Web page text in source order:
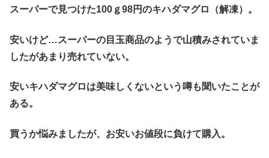
スーパーで見つけた100ｇ98円のキハダマグロ（解凍）。
安いけど…スーパーの目玉商品のようで山積みされていま
したがあまり売れていない。
安いキハダマグロは美味しくないという噂も聞いたことが
ある。
買うか悩みましたが、お安いお値段に負けて購入。